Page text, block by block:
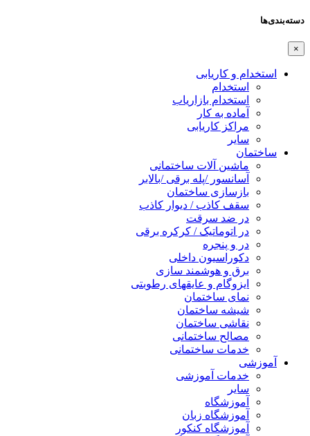
دسته‌بندی‌ها
×
استخدام و کاریابی
استخدام
استخدام بازاریاب
آماده به کار
مراکز کاریابی
سایر
ساختمان
ماشین آلات ساختمانی
آسانسور /پله برقی /بالابر
بازسازی ساختمان
سقف کاذب / دیوار کاذب
در ضد سرقت
در اتوماتیک / کرکره برقی
در و پنجره
دکوراسیون داخلی
برق و هوشمند سازی
ایزوگام و عایقهای رطوبتی
نمای ساختمان
شیشه ساختمان
نقاشی ساختمان
مصالح ساختمانی
خدمات ساختمانی
آموزشی
خدمات آموزشی
سایر
آموزشگاه
آموزشگاه زبان
آموزشگاه کنکور